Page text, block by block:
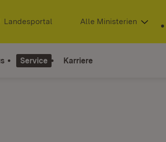
Extern:
Landesportal (Öffnet in neuem Fenster)
Alle Ministerien
Service Karriere